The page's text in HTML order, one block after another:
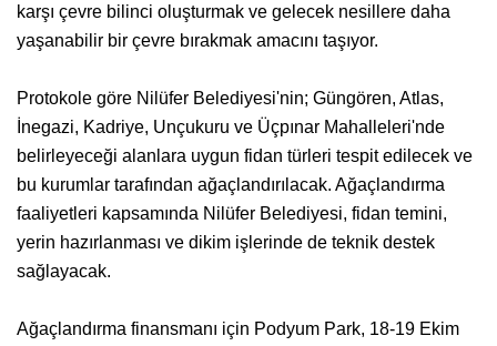
karşı çevre bilinci oluşturmak ve gelecek nesillere daha
yaşanabilir bir çevre bırakmak amacını taşıyor.
Protokole göre Nilüfer Belediyesi'nin; Güngören, Atlas,
İnegazi, Kadriye, Unçukuru ve Üçpınar Mahalleleri'nde
belirleyeceği alanlara uygun fidan türleri tespit edilecek ve
bu kurumlar tarafından ağaçlandırılacak. Ağaçlandırma
faaliyetleri kapsamında Nilüfer Belediyesi, fidan temini,
yerin hazırlanması ve dikim işlerinde de teknik destek
sağlayacak.
Ağaçlandırma finansmanı için Podyum Park, 18-19 Ekim